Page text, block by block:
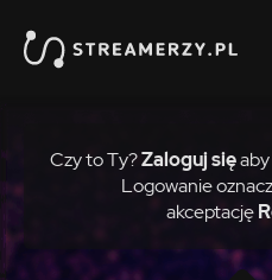
Czy to Ty?Zaloguj się
Logowanie
akceptację